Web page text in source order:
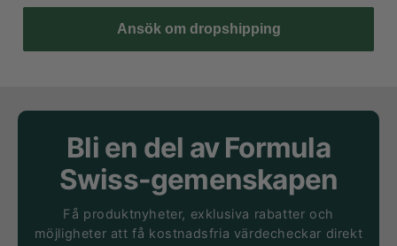
Ansök om dropshipping
Bli en del av Formula
Swiss-gemenskapen
Få produktnyheter, exklusiva rabatter och
möjligheter att få kostnadsfria värdecheckar direkt